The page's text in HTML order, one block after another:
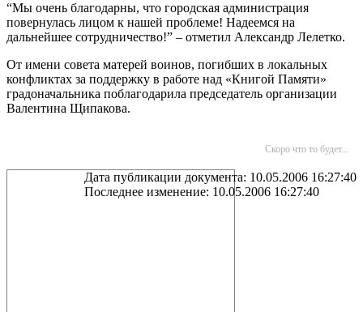
“Мы очень благодарны, что городская администрация
повернулась лицом к нашей проблеме! Надеемся на
дальнейшее сотрудничество!” – отметил Александр Лелетко.
От имени совета матерей воинов, погибших в локальных
конфликтах за поддержку в работе над «Книгой Памяти»
градоначальника поблагодарила председатель организации
Валентина Щипакова.
Скоро что то будет...
Дата публикации документа: 10.05.2006 16:27:40
Последнее изменение: 10.05.2006 16:27:40